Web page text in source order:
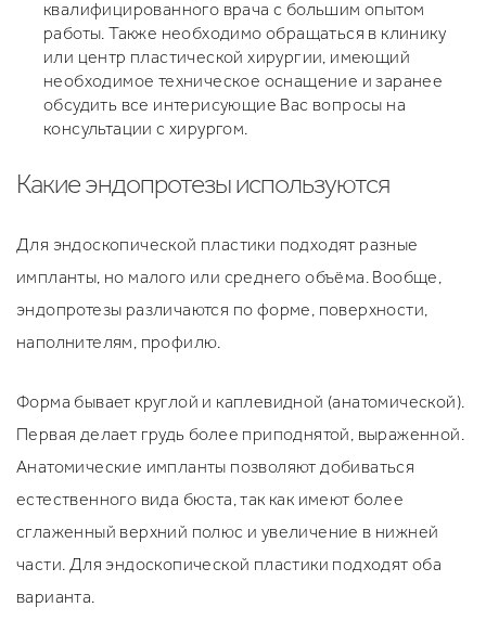
квалифицированного врача с большим опытом
работы. Также необходимо обращаться в клинику
или центр пластической хирургии, имеющий
необходимое техническое оснащение и заранее
обсудить все интерисующие Вас вопросы на
консультации с хирургом.
Какие эндопротезы используются
Для эндоскопической пластики подходят разные
импланты, но малого или среднего объёма. Вообще,
эндопротезы различаются по форме, поверхности,
наполнителям, профилю.
Форма бывает круглой и каплевидной (анатомической).
Первая делает грудь более приподнятой, выраженной.
Анатомические импланты позволяют добиваться
естественного вида бюста, так как имеют более
сглаженный верхний полюс и увеличение в нижней
части. Для эндоскопической пластики подходят оба
варианта.